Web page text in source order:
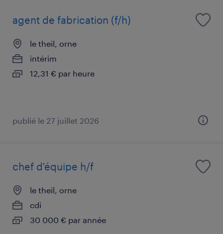
agent de fabrication (f/h)
le theil, orne
intérim
12,31 € par heure
publié le 27 juillet 2026
chef d'équipe h/f
le theil, orne
cdi
30 000 € par année